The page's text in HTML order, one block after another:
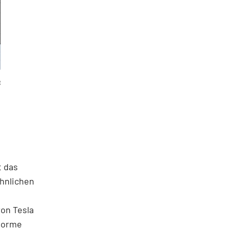
das
Tesla